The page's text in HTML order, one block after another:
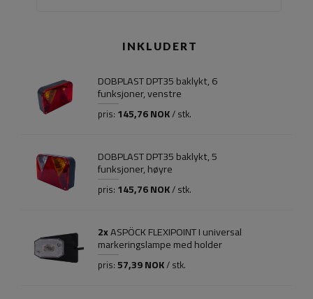
INKLUDERT
DOBPLAST DPT35 baklykt, 6
funksjoner, venstre
pris: 145,76 NOK/ stk.
DOBPLAST DPT35 baklykt, 5
funksjoner, høyre
pris: 145,76 NOK/ stk.
2xASPÖCK FLEXIPOINT I universal
markeringslampe med holder
pris: 57,39 NOK/ stk.